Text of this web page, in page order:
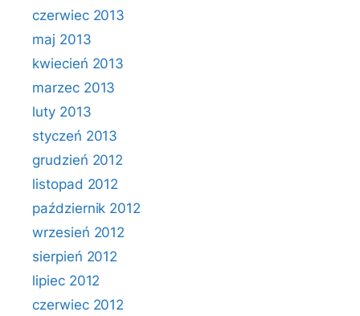
czerwiec 2013
maj 2013
kwiecień 2013
marzec 2013
luty 2013
styczeń 2013
grudzień 2012
listopad 2012
październik 2012
wrzesień 2012
sierpień 2012
lipiec 2012
czerwiec 2012